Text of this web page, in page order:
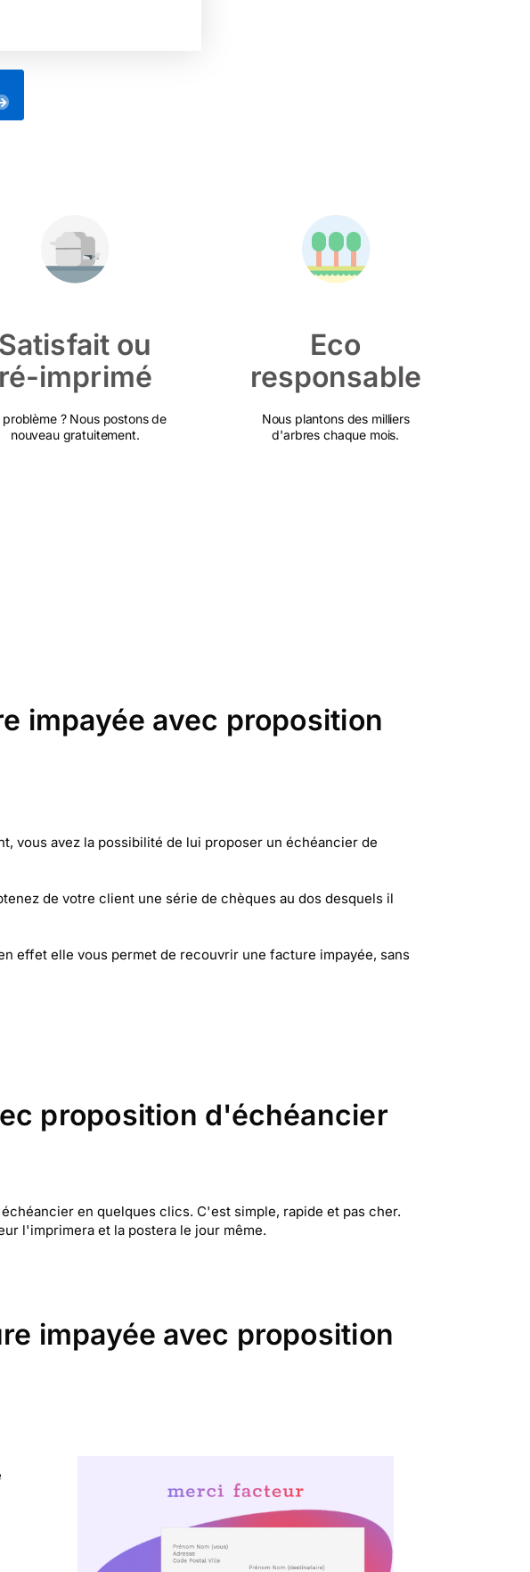
Satisfait ou
ré-imprimé
problème ? Nous postons de
nouveau gratuitement.
Eco
responsable
Nous plantons des milliers
d'arbres chaque mois.
impayée avec proposition
vous avez la possibilité de lui proposer un échéancier de
de votre client une série de chèques au dos desquels il
effet elle vous permet de recouvrir une facture impayée, sans
proposition d'échéancier
en quelques clics. C'est simple, rapide et pas cher.
l'imprimera et la postera le jour même.
impayée avec proposition